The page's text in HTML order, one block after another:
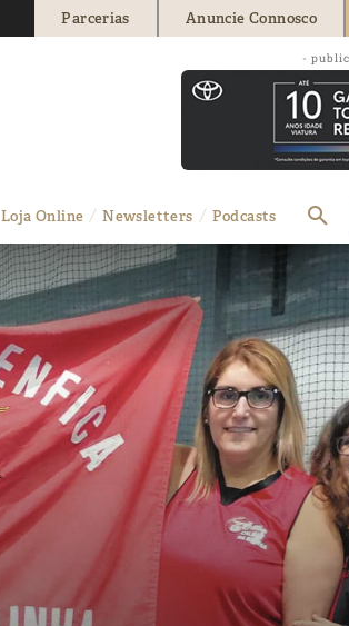
Parcerias Anuncie Connosco
-
Loja Online Newsletters Podcasts